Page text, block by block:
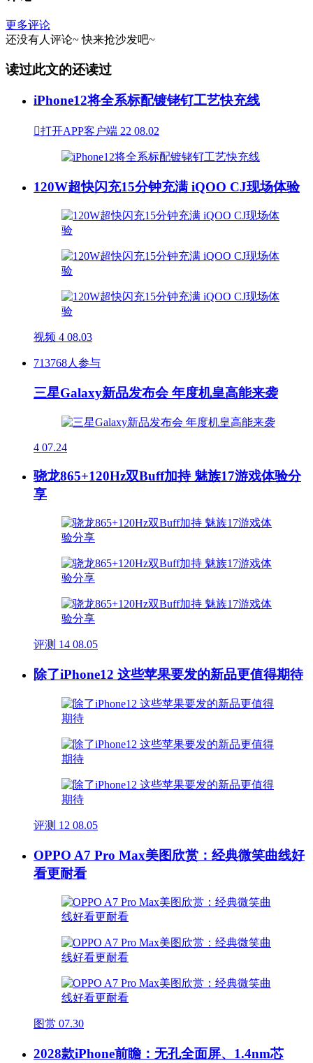
更多评论
还没有人评论~ 快来抢沙发吧~
读过此文的还读过
iPhone12将全系标配镀铑钌工艺快充线
打开APP客户端 22 08.02
120W超快闪充15分钟充满 iQOO CJ现场体验
视频 4 08.03
713768人参与
三星Galaxy新品发布会 年度机皇高能来袭
4 07.24
骁龙865+120Hz双Buff加持 魅族17游戏体验分
享
评测 14 08.05
除了iPhone12 这些苹果要发的新品更值得期待
评测 12 08.05
OPPO A7 Pro Max美图欣赏：经典微笑曲线好
看更耐看
图赏 07.30
2028款iPhone前瞻：无孔全面屏、1.4nm芯